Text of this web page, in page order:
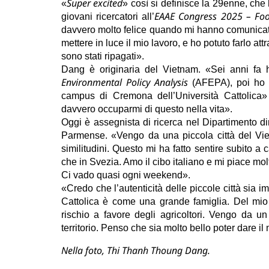
«Super excited» così si definisce la 29enne,
giovani ricercatori all’EAAE Congress 2025 –
davvero molto felice quando mi hanno
mettere in luce il mio lavoro, e ho potuto farlo
sono stati ripagati».
Dang è originaria del Vietnam. «Sei anni fa
Environmental Policy Analysis(AFEPA), poi ho
campus di Cremona dell’Università
davvero occuparmi di questo nella vita».
Oggi è assegnista di ricerca nel Dipartimento
Parmense. «Vengo da una piccola città del
similitudini. Questo mi ha fatto sentire subito a
che in Svezia. Amo il cibo italiano e mi piace
Ci vado quasi ogni weekend».
«Credo che l’autenticità delle piccole città sia
Cattolica è come una grande famiglia. Del
rischio a favore degli agricoltori. Vengo da
territorio. Penso che sia molto bello poter dare il
Nella foto, Thi Thanh Thoung Dang.